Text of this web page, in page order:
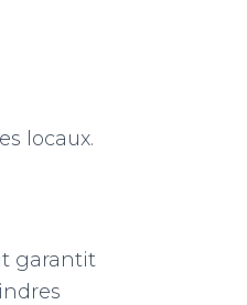
locaux.
garantit